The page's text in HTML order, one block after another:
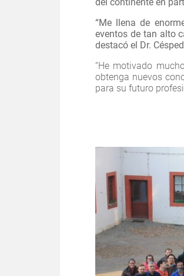
del continente en
“Me llena de
eventos de tan alto
destacó el Dr.
“He motivado
obtenga nuevos
para su futuro